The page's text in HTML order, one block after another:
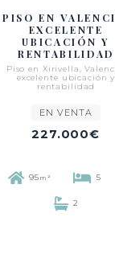
PISO EN
EXCELENTE
UBICACIÓN Y
RENTABILIDAD
Piso en Xirivella,
excelente ubicación y
rentabilidad
EN VENTA
227.000€
95 m² 5
2